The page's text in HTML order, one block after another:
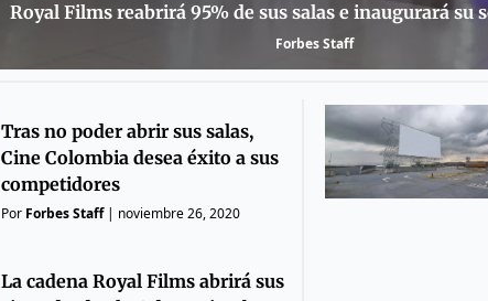
Royal Films reabrirá 95% de sus salas e inaugurará su
Forbes Staff
Tras no poder abrir sus salas,
Cine Colombia desea éxito a sus
competidores
Por Forbes Staff| noviembre 26, 2020
La cadena Royal Films abrirá sus